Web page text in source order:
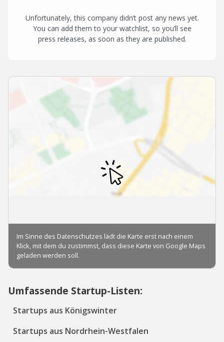
Unfortunately, this company didn’t post any news yet.
You can add them to your watchlist, so you’ll see
press releases, as soon as they are published.
Umfassende Startup-Listen:
Startups aus Königswinter
Startups aus Nordrhein-Westfalen